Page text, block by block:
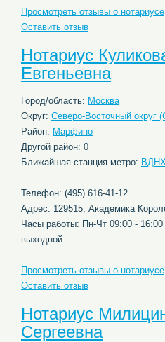
Просмотреть отзывы о нотариусе
Оставить отзыв
Нотариус
Евгеньевна
Город/область: Москва
Округ: Северо-Восточный округ
Район: Марфино
Другой район: 0
Ближайшая станция метро:
Телефон: (495) 616-41-12
Адрес: 129515, Академика
Часы работы: Пн-Чт 09:00 -
выходной
Просмотреть отзывы о нотариусе
Оставить отзыв
Нотариус
Сергеевна